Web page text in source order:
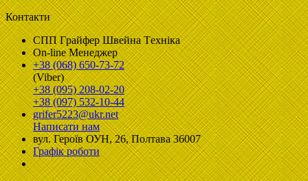
Контакти
CПП Гpaйфep Швeйна Тexнiка
On-line Менеджер
+38 (068) 650-73-72
(Viber)
+38 (095) 208-02-20
+38 (097) 532-10-44
grifer5223@ukr.net
Написати нам
вул. Героїв ОУН, 26, Полтава 36007
Графік роботи